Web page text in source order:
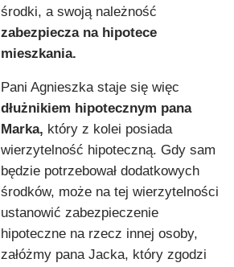
środki, a swoją należność
zabezpiecza na hipotece
mieszkania.
Pani Agnieszka staje się więc
dłużnikiem hipotecznym pana
Marka, który z kolei posiada
wierzytelność hipoteczną. Gdy sam
będzie potrzebował dodatkowych
środków, może na tej wierzytelności
ustanowić zabezpieczenie
hipoteczne na rzecz innej osoby,
załóżmy pana Jacka, który zgodzi